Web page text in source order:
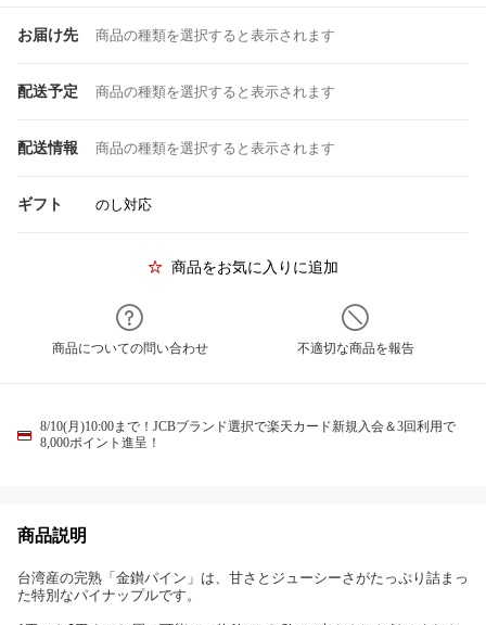
お届け先 商品の種類を選択すると表示されます
配送予定 商品の種類を選択すると表示されます
配送情報 商品の種類を選択すると表示されます
ギフト のし対応
商品をお気に入りに追加
商品についての問い合わせ 不適切な商品を報告
8/10(月)10:00まで！JCBブランド選択で楽天カード新規入会＆3回利用で
8,000ポイント進呈！
商品説明
台湾産の完熟「金鑚パイン」は、甘さとジューシーさがたっぷり詰まっ
た特別なパイナップルです。